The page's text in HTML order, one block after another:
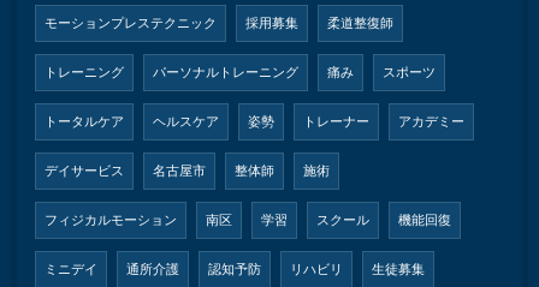
モーションプレステクニック 採用募集 柔道整復師
トレーニング パーソナルトレーニング 痛み スポーツ
トータルケア ヘルスケア 姿勢 トレーナー アカデミー
デイサービス 名古屋市 整体師 施術
フィジカルモーション 南区 学習 スクール 機能回復
ミニデイ 通所介護 認知予防 リハビリ 生徒募集